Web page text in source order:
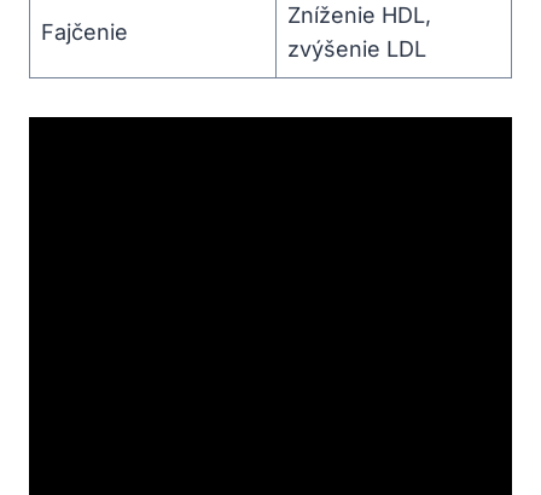
Fajčenie
Zníženie HDL,
zvýšenie LDL